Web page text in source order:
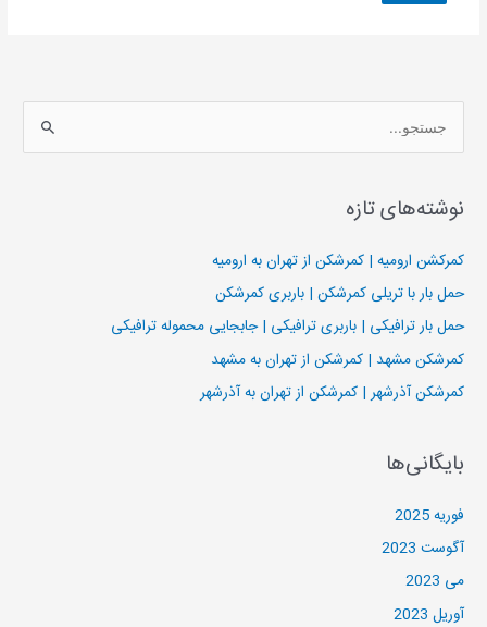
س
ج
و
ا
ی
:
نوشته‌های تازه
کمرکشن ارومیه | کمرشکن از تهران به ارومیه
حمل بار با تریلی کمرشکن | باربری کمرشکن
حمل بار ترافیکی | باربری ترافیکی | جابجایی محموله ترافیکی
کمرشکن مشهد | کمرشکن از تهران به مشهد
کمرشکن آذرشهر | کمرشکن از تهران به آذرشهر
بایگانی‌ها
فوریه 2025
آگوست 2023
می 2023
آوریل 2023